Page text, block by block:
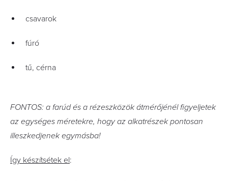
csavarok
fúró
tű, cérna
FONTOS: a farúd és a rézeszközök átmérőjénél figyeljetek
az egységes méretekre, hogy az alkatrészek pontosan
illeszkedjenek egymásba!
Így készítsétek el: